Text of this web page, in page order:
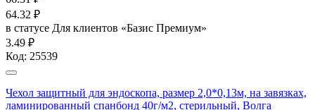
64.32 ₽
в статусе Для клиентов «Базис Премиум»
3.49 ₽
Код: 25539
Чехол защитный для эндоскопа, размер 2,0*0,13м, на завязках,
ламинированный спанбонд 40г/м2, стерильный, Волга